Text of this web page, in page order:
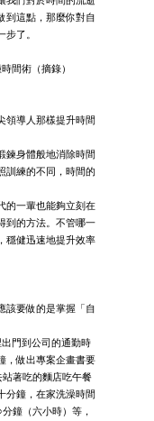
到這點，那麼你對自
了。
間術（摘錄）
導人那樣提升時間
身體般地消除時間
訓練的不同，時間的
一輩也能夠立刻在
到的方法。不管哪一
穩健迅速地提升效率
要做的是掌握「自
門到公司的通勤時
，做出專案企畫書要
著吃的麵店吃午餐
分鐘，在家洗澡時間
鐘（六小時）等，